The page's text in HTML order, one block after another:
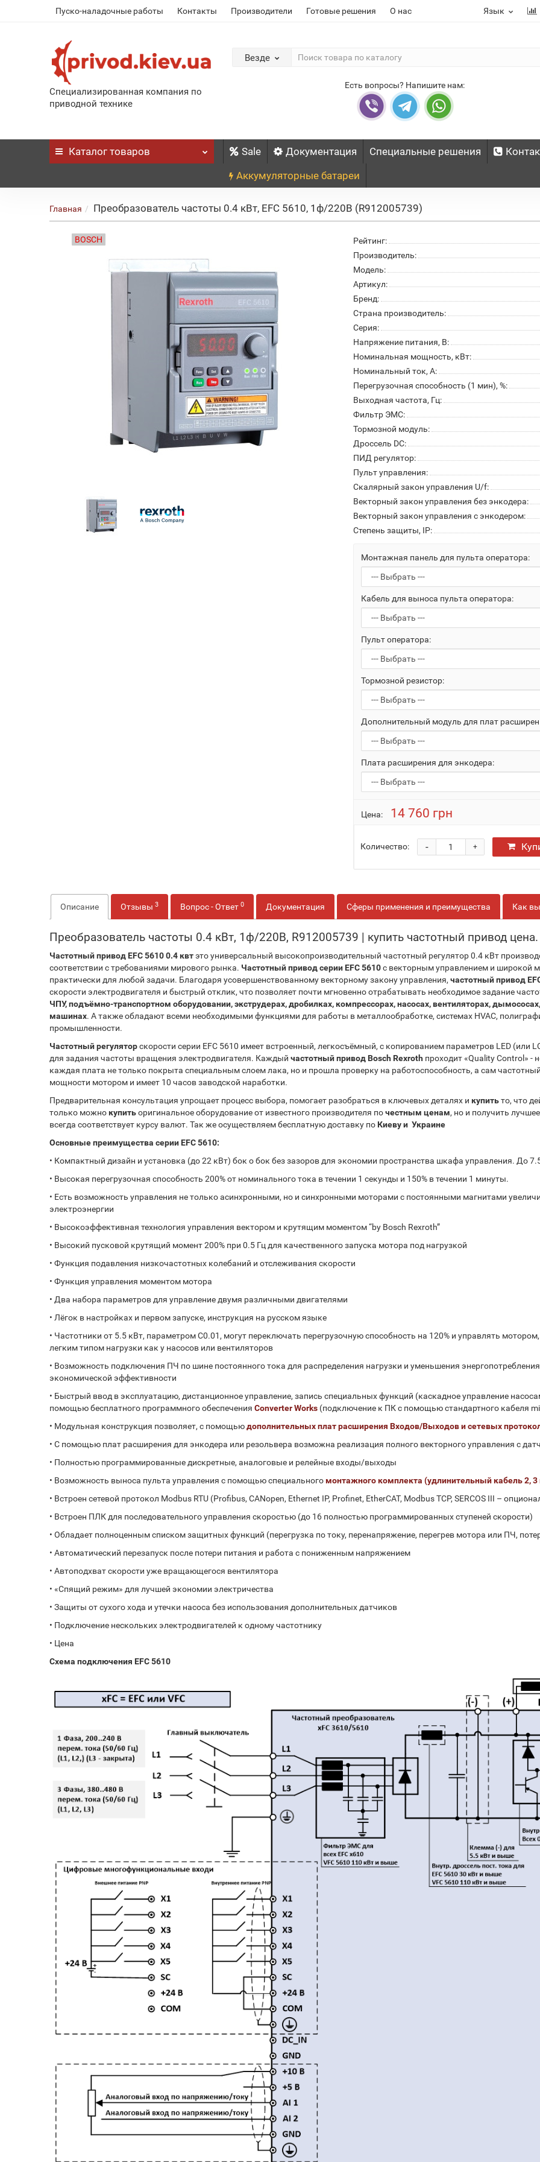
Пуско-наладочные работы Контакты Производители Готовые решения О нас Язык
Специализированная компания по
приводной технике
Везде
Есть вопросы? Напишите нам:
Каталог товаров Sale Документация Специальные решения
Аккумуляторные батареи
Главная Преобразователь частоты 0.4 кВт, EFC 5610, 1ф/220В (R912005739)
BOSCH
Рейтинг:
Производитель:
Модель:
Артикул:
Бренд:
Страна производитель:
Серия:
Напряжение питания, В:
Номинальная мощность, кВт:
Номинальный ток, А:
Перегрузочная способность (1 мин), %:
Выходная частота, Гц:
Фильтр ЭМС:
Тормозной модуль:
Дроссель DC:
ПИД регулятор:
Пульт управления:
Скалярный закон управления U/f:
Векторный закон управления без энкодера:
Векторный закон управления с энкодером:
Степень защиты, IP:
Монтажная панель для пульта оператора:
Кабель для выноса пульта оператора:
Пульт оператора:
Тормозной резистор:
Дополнительный модуль для плат
Плата расширения для энкодера:
Цена: 14 760 грн
Количество: +
-
Описание Отзывы3 Вопрос - Ответ0 Документация Сферы применения и преимущества Как
Преобразователь частоты 0.4 кВт, 1ф/220В, R912005739 | купить частотный привод
Частотный привод EFC 5610 0.4 квтэто универсальный высокопроизводительный частотный регулятор 0.4 кВт
соответствии с требованиями мирового рынка. Частотный привод серии EFC 5610с векторным управлением и широкой
практически для любой задачи. Благодаря усовершенствованному векторному закону управления,частотный привод
скорости электродвигателя и быстрый отклик, что позволяет почти мгновенно отрабатывать необходимое задание
ЧПУ, подъёмно-транспортном оборудовании, экструдерах, дробилках, компрессорах, насосах, вентиляторах,
машинах. А также обладают всеми необходимыми функциями для работы в металлообработке, системах HVAC,
промышленности.
Частотный регуляторскорости серии EFC 5610 имеет встроенный, легкосъёмный, с копированием параметров LED (или
для задания частоты вращения электродвигателя. Каждыйчастотный привод Bosch Rexroth проходит «Quality Control» -
каждая плата не только покрыта специальным слоем лака, но и прошла проверку на работоспособность, а сам
мощности мотором и имеет 10 часов заводской наработки.
Предварительная консультация упрощает процесс выбора, помогает разобраться в ключевых деталях и купитьто, что
только можно купитьоригинальное оборудование от известного производителя почестным ценам, но и получить
всегда соответствует курсу валют. Так же осуществляем бесплатную доставку по Киеву и Украине
Основные преимущества серии EFC 5610:
• Компактный дизайн и установка (до 22 кВт) бок о бок без зазоров для экономии пространства шкафа управления. До
• Высокая перегрузочная способность 200% от номинального тока в течении 1 секунды и 150% в течении 1 минуты.
• Есть возможность управления не только асинхронными, но и синхронными моторами с постоянными магнитами
электроэнергии
• Высокоэффективная технология управления вектором и крутящим моментом “by Bosch Rexroth”
• Высокий пусковой крутящий момент 200% при 0.5 Гц для качественного запуска мотора под нагрузкой
• Функция подавления низкочастотных колебаний и отслеживания скорости
• Функция управления моментом мотора
• Два набора параметров для управление двумя различными двигателями
• Лёгок в настройках и первом запуске, инструкция на русском языке
• Частотники от 5.5 кВт, параметром C0.01, могут переключать перегрузочную способность на 120% и управлять
легким типом нагрузки как у насосов или вентиляторов
• Возможность подключения ПЧ по шине постоянного тока для распределения нагрузки и уменьшения
экономической эффективности
• Быстрый ввод в эксплуатацию, дистанционное управление, запись специальных функций (каскадное управление
помощью бесплатного программного обеспеченияConverter Works (подключение к ПК с помощью стандартного кабеля
• Модульная конструкция позволяет, с помощьюдополнительных плат расширения Входов/Выходов и сетевых
• С помощью плат расширения для энкодера или резольвера возможна реализация полного векторного управления с
• Полностью программированные дискретные, аналоговые и релейные входы/выходы
• Возможность выноса пульта управления с помощью специальногомонтажного комплекта (удлинительный кабель 2,
• Встроен сетевой протокол Modbus RTU (Profibus, CANopen, Ethernet IP, Profinet, EtherCAT, Modbus TCP, SERCOS III –
• Встроен ПЛК для последовательного управления скоростью (до 16 полностью программированных ступеней скорости)
• Обладает полноценным списком защитных функций (перегрузка по току, перенапряжение, перегрев мотора или ПЧ,
• Автоматический перезапуск после потери питания и работа с пониженным напряжением
• Автоподхват скорости уже вращающегося вентилятора
• «Спящий режим» для лучшей экономии электричества
• Защиты от сухого хода и утечки насоса без использования дополнительных датчиков
• Подключение нескольких электродвигателей к одному частотнику
• Цена
Схема подключения EFC 5610